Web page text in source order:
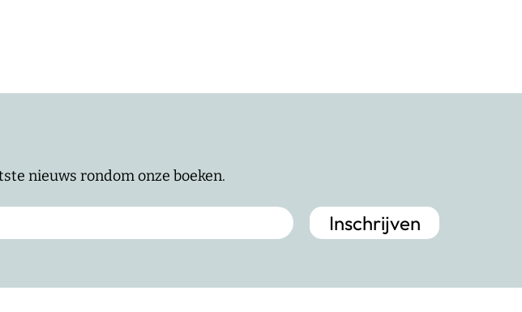
nieuws rondom onze boeken.